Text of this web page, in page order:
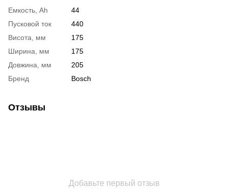
Емкость, Ah
44
Пусковой ток
440
Висота, мм
175
Ширина, мм
175
Довжина, мм
205
Бренд
Bosch
Отзывы
Добавьте первый отзыв